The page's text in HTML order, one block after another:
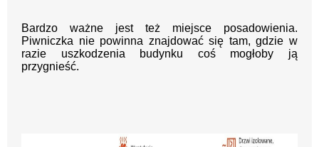
Bardzo ważne jest też miejsce posadowienia.
Piwniczka nie powinna znajdować się tam, gdzie w
razie uszkodzenia budynku coś mogłoby ją
przygnieść.